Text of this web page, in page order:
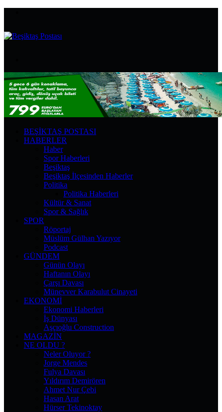
...
BEŞIKTAŞ POSTASI
HABERLER
Haber
Spor Haberleri
Beşiktaş
Beşiktaş İlçesinden Haberler
Politika
Politika Haberleri
Kültür & Sanat
Spor & Sağlık
SPOR
Röportaj
Müslüm Gülhan Yazıyor
Podcast
GÜNDEM
Günün Olayı
Haftanın Olayı
Çarşı Davası
Münevver Karabulut Cinayeti
EKONOMI
Ekonomi Haberleri
İş Dünyası
Aşçıoğlu Construction
MAGAZIN
NE OLDU ?
Neler Oluyor ?
Jorge Mendes
Fulya Davası
Yıldırım Demirören
Ahmet Nur Çebi
Hasan Arat
Hürser Tekinoktay